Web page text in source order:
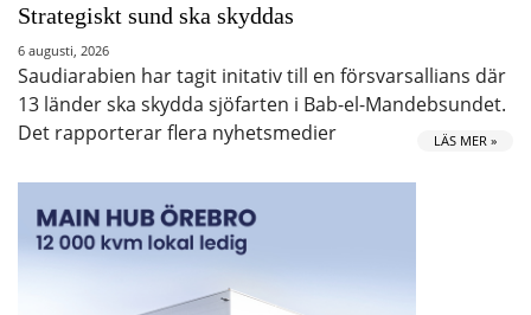
Strategiskt sund ska skyddas
6 augusti, 2026
Saudiarabien har tagit initativ till en försvarsallians där
13 länder ska skydda sjöfarten i Bab-el-Mandebsundet.
Det rapporterar flera nyhetsmedier
LÄS MER »